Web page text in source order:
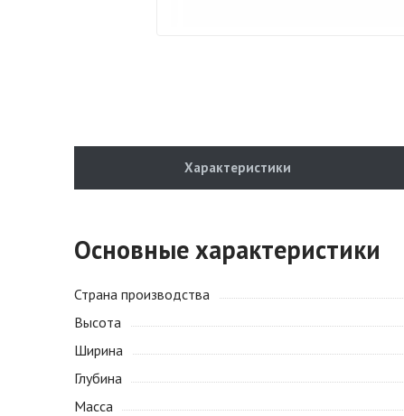
Характеристики
Основные характеристики
Страна производства
Высота
Ширина
Глубина
Масса